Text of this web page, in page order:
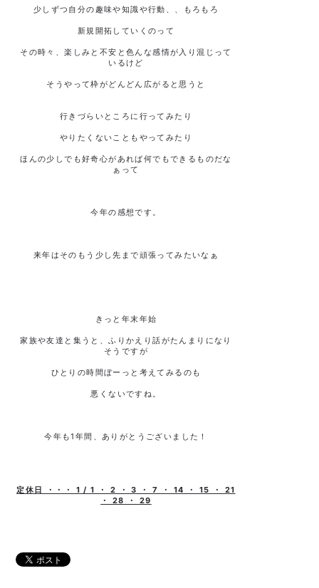
少しずつ自分の趣味や知識や行動、、もろもろ
新規開拓していくのって
その時々、楽しみと不安と色んな感情が入り混じって
いるけど
そうやって枠がどんどん広がると思うと
行きづらいところに行ってみたり
やりたくないこともやってみたり
ほんの少しでも好奇心があれば何でもできるものだな
ぁって
今年の感想です。
来年はそのもう少し先まで頑張ってみたいなぁ
きっと年末年始
家族や友達と集うと、ふりかえり話がたんまりになり
そうですが
ひとりの時間ぼーっと考えてみるのも
悪くないですね。
今年も1年間、ありがとうございました！
定休日 ・・・ 1 / 1 ・ 2 ・ 3 ・ 7 ・ 14 ・ 15 ・ 21
・ 28 ・ 29